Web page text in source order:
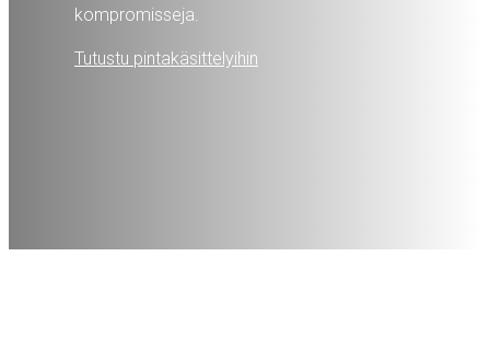
kompromisseja.
Tutustu pintakäsittelyihin